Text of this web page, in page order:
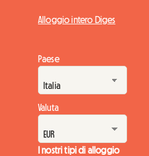
Alloggio intero Diges
Paese
Valuta
I nostri tipi di alloggio